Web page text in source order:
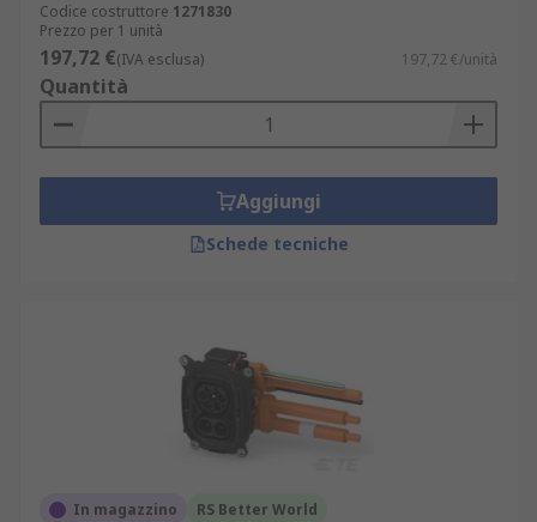
Codice costruttore 1271830
Prezzo per 1 unità
197,72 €(IVA esclusa) 197,72 €/unità
Quantità
Aggiungi
Schede tecniche
In magazzino RS Better World